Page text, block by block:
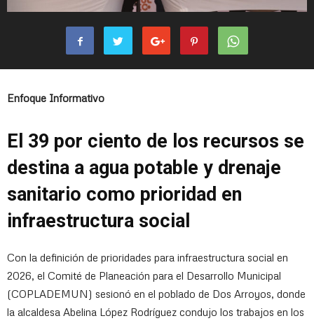
Enfoque Informativo
El 39 por ciento de los recursos se
destina a agua potable y drenaje
sanitario como prioridad en
infraestructura social
Con la definición de prioridades para infraestructura social en
2026, el Comité de Planeación para el Desarrollo Municipal
(COPLADEMUN) sesionó en el poblado de Dos Arroyos, donde
la alcaldesa Abelina López Rodríguez condujo los trabajos en los